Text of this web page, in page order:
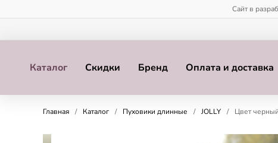
Сайт в
Каталог Скидки Бренд Оплата и доставка
Главная / Каталог / Пуховики длинные / JOLLY / Цвет